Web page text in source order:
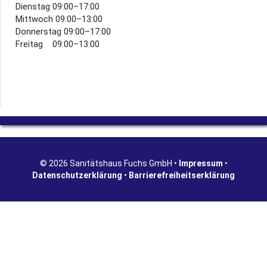
Dienstag 09:00–17:00
Mittwoch 09:00–13:00
Donnerstag 09:00–17:00
Freitag 09:00–13:00
© 2026 Sanitätshaus Fuchs GmbH • Impressum •
Datenschutzerklärung • Barrierefreiheitserklärung